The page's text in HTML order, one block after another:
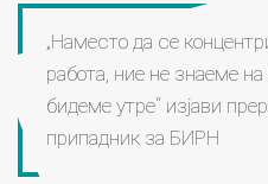
„Наместо да се
работа, ние не знаеме
бидеме утре“ изјави
припадник за БИРН